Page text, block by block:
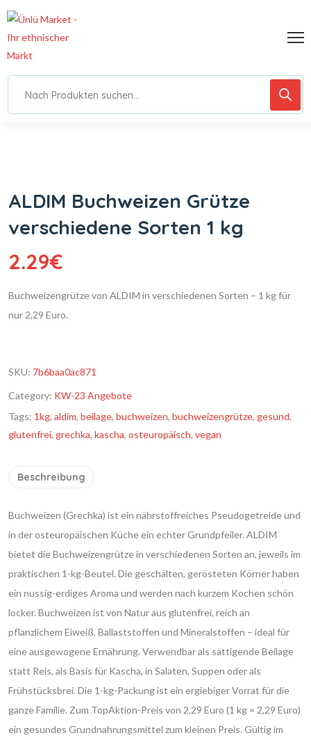
ALDIM Buchweizen Grütze
verschiedene Sorten 1 kg
2.29€
Buchweizengrütze von ALDIM in verschiedenen Sorten – 1 kg für
nur 2,29 Euro.
SKU: 7b6baa0ac871
Category: KW-23 Angebote
Tags: 1kg, aldim, beilage, buchweizen, buchweizengrütze, gesund,
glutenfrei, grechka, kascha, osteuropäisch, vegan
Beschreibung
Buchweizen (Grechka) ist ein nährstoffreiches Pseudogetreide und
in der osteuropäischen Küche ein echter Grundpfeiler. ALDIM
bietet die Buchweizengrütze in verschiedenen Sorten an, jeweils im
praktischen 1-kg-Beutel. Die geschälten, gerösteten Körner haben
ein nussig-erdiges Aroma und werden nach kurzem Kochen schön
locker. Buchweizen ist von Natur aus glutenfrei, reich an
pflanzlichem Eiweiß, Ballaststoffen und Mineralstoffen – ideal für
eine ausgewogene Ernährung. Verwendbar als sättigende Beilage
statt Reis, als Basis für Kascha, in Salaten, Suppen oder als
Frühstücksbrei. Die 1-kg-Packung ist ein ergiebiger Vorrat für die
ganze Familie. Zum TopAktion-Preis von 2,29 Euro (1 kg = 2,29 Euro)
ein gesundes Grundnahrungsmittel zum kleinen Preis. Gültig im